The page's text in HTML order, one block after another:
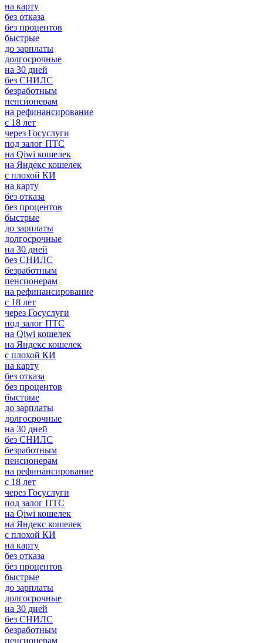
на карту
без отказа
без процентов
быстрые
до зарплаты
долгосрочные
на 30 дней
без СНИЛС
безработным
пенсионерам
на рефинансирование
с 18 лет
через Госуслуги
под залог ПТС
на Qiwi кошелек
на Яндекс кошелек
с плохой КИ
на карту
без отказа
без процентов
быстрые
до зарплаты
долгосрочные
на 30 дней
без СНИЛС
безработным
пенсионерам
на рефинансирование
с 18 лет
через Госуслуги
под залог ПТС
на Qiwi кошелек
на Яндекс кошелек
с плохой КИ
на карту
без отказа
без процентов
быстрые
до зарплаты
долгосрочные
на 30 дней
без СНИЛС
безработным
пенсионерам
на рефинансирование
с 18 лет
через Госуслуги
под залог ПТС
на Qiwi кошелек
на Яндекс кошелек
с плохой КИ
на карту
без отказа
без процентов
быстрые
до зарплаты
долгосрочные
на 30 дней
без СНИЛС
безработным
пенсионерам